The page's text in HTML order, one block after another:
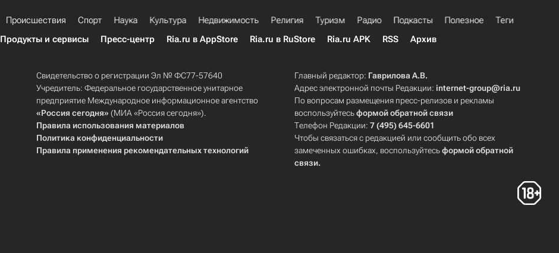
Происшествия Спорт Наука Культура Недвижимость Религия Туризм Радио Подкасты Полезное
Теги
Продукты и сервисы Пресс-центр Ria.ru в AppStore Ria.ru в RuStore Ria.ru APK RSS Архив
Свидетельство о регистрации Эл № ФС77-57640
Учредитель: Федеральное государственное унитарное
предприятие Международное информационное агентство
«Россия сегодня» (МИА «Россия сегодня»).
Правила использования материалов
Политика конфиденциальности
Правила применения рекомендательных технологий
Главный редактор: Гаврилова А.В.
Адрес электронной почты Редакции:internet-group@ria.ru
По вопросам размещения пресс-релизов и рекламы
воспользуйтесьформой обратной связи
Телефон Редакции:7 (495) 645-6601
Чтобы связаться с редакцией или сообщить обо всех
замеченных ошибках, воспользуйтесьформой обратной
связи.